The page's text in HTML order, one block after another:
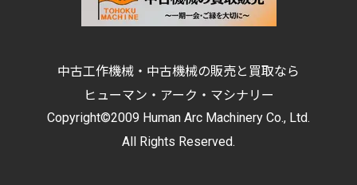
中古工作機械・中古機械の販売と買取なら
ヒューマン・アーク・マシナリー
Copyright©2009 Human Arc Machinery Co., Ltd.
All Rights Reserved.